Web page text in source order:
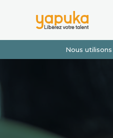
Nous